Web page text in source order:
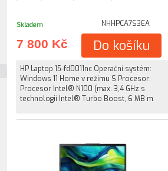
Skladem NHHPCA7S3EA
7 800 Kč Do košíku
HP Laptop 15-fd0011nc Operační systém:
Windows 11 Home v režimu S Procesor:
Procesor Intel® N100 (max. 3,4 GHz s
technologií Intel® Turbo Boost, 6 MB m